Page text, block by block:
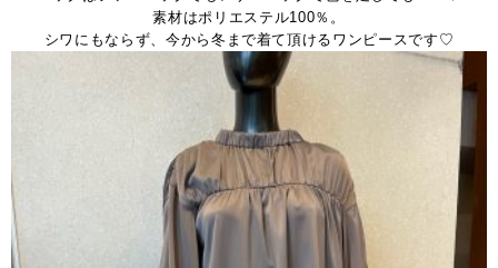
素材はポリエステル100％。
シワにもならず、今から冬まで着て頂けるワンピースです♡